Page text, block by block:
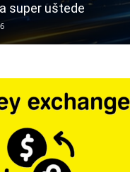
super uštede